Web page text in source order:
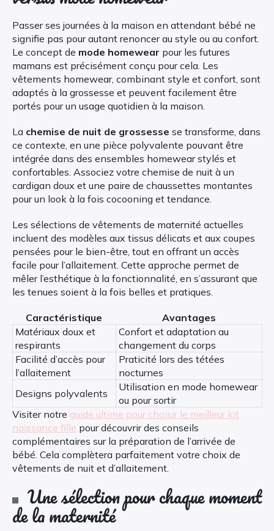
Passer ses journées à la maison en attendant bébé ne
signifie pas pour autant renoncer au style ou au confort.
Le concept de mode homewear pour les futures
mamans est précisément conçu pour cela. Les
vêtements homewear, combinant style et confort, sont
adaptés à la grossesse et peuvent facilement être
portés pour un usage quotidien à la maison.
La chemise de nuit de grossesse se transforme, dans
ce contexte, en une pièce polyvalente pouvant être
intégrée dans des ensembles homewear stylés et
confortables. Associez votre chemise de nuit à un
cardigan doux et une paire de chaussettes montantes
pour un look à la fois cocooning et tendance.
Les sélections de vêtements de maternité actuelles
incluent des modèles aux tissus délicats et aux coupes
pensées pour le bien-être, tout en offrant un accès
facile pour l’allaitement. Cette approche permet de
mêler l’esthétique à la fonctionnalité, en s’assurant que
les tenues soient à la fois belles et pratiques.
Caractéristique
Avantages
Matériaux doux et
respirants
Confort et adaptation au
changement du corps
Facilité d’accès pour
l’allaitement
Praticité lors des tétées
nocturnes
Designs polyvalents
Utilisation en mode homewear
ou pour sortir
Visiter notre guide ultime pour choisir le meilleur kit
naissance fille pour découvrir des conseils
complémentaires sur la préparation de l’arrivée de
bébé. Cela complètera parfaitement votre choix de
vêtements de nuit et d’allaitement.
Une sélection pour chaque moment
de la maternité